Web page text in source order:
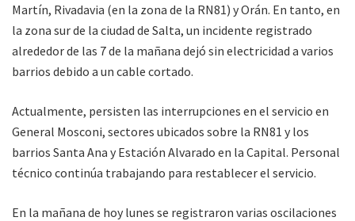
Martín, Rivadavia (en la zona de la RN81) y Orán. En tanto, en
la zona sur de la ciudad de Salta, un incidente registrado
alrededor de las 7 de la mañana dejó sin electricidad a varios
barrios debido a un cable cortado.
Actualmente, persisten las interrupciones en el servicio en
General Mosconi, sectores ubicados sobre la RN81 y los
barrios Santa Ana y Estación Alvarado en la Capital. Personal
técnico continúa trabajando para restablecer el servicio.
En la mañana de hoy lunes se registraron varias oscilaciones